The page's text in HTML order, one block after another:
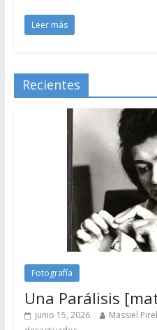
Leer más
Recientes
Fotografía
Una Parálisis
junio 15, 2026 Massiel